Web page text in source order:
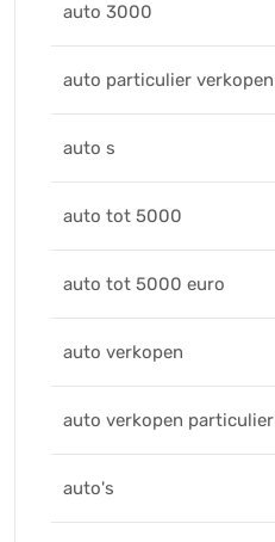
auto 3000
auto particulier verkopen
auto s
auto tot 5000
auto tot 5000 euro
auto verkopen
auto verkopen particulier
auto's